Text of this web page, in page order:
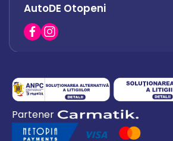
0730 063 852
0730 063 851
AutoDE Otopeni
0754 649 360
office.premium@autode.ro
Partener